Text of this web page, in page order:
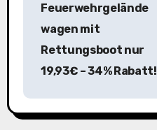
a
Feuerwehrgelände
wagen mit
Rettungsboot nur
19,93€ – 34% Rabatt!